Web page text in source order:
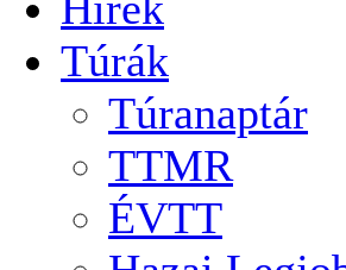
Túrák
Túranaptár
TTMR
ÉVTT